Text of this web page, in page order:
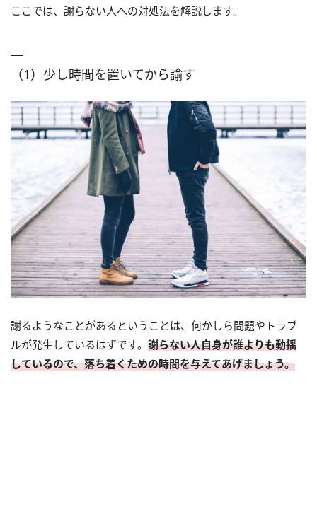
ここでは、謝らない人への対処法を解説します。
（1）少し時間を置いてから諭す
謝るようなことがあるということは、何かしら問題やトラブ
ルが発生しているはずです。 謝らない人自身が誰よりも動揺
しているので、落ち着くための時間を与えてあげましょう。